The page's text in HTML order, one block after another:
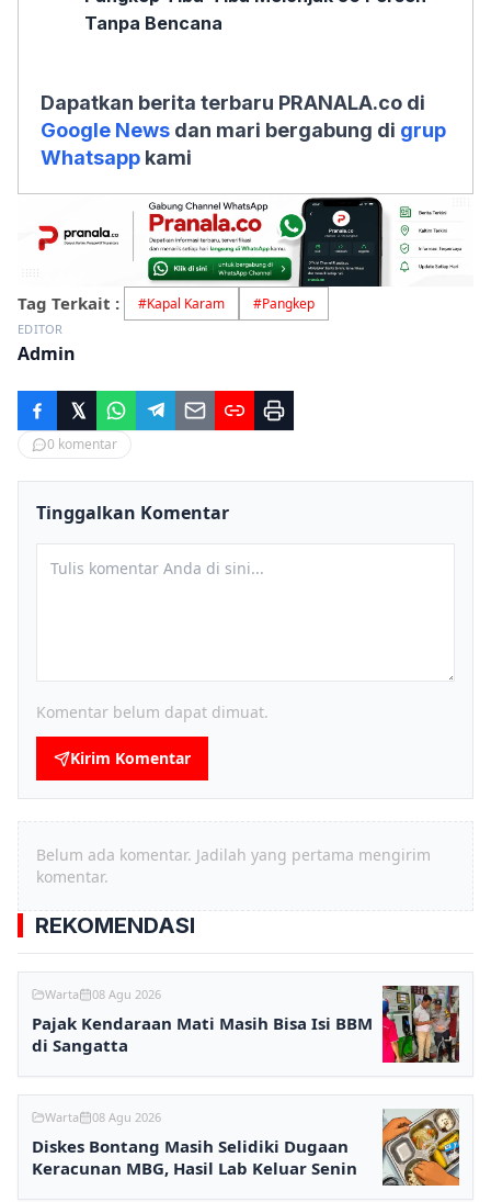
Tanpa Bencana
Dapatkan berita terbaru PRANALA.co di
Google News dan mari bergabung di grup
Whatsapp kami
Tag Terkait : #Kapal Karam #Pangkep
EDITOR
Admin
0 komentar
Tinggalkan Komentar
Komentar belum dapat dimuat.
Kirim Komentar
Belum ada komentar. Jadilah yang pertama mengirim
komentar.
REKOMENDASI
Warta 08 Agu 2026
Pajak Kendaraan Mati Masih Bisa Isi BBM
di Sangatta
Warta 08 Agu 2026
Diskes Bontang Masih Selidiki Dugaan
Keracunan MBG, Hasil Lab Keluar Senin